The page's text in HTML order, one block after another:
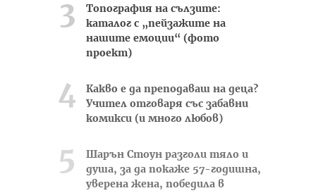
Топография на сълзите:
каталог с „пейзажите на
нашите емоции“ (фото
проект)
Какво е да преподаваш на деца?
Учител отговаря със забавни
комикси (и много любов)
Шарън Стоун разголи тяло и
душа, за да покаже 57-годишна,
уверена жена, победила в